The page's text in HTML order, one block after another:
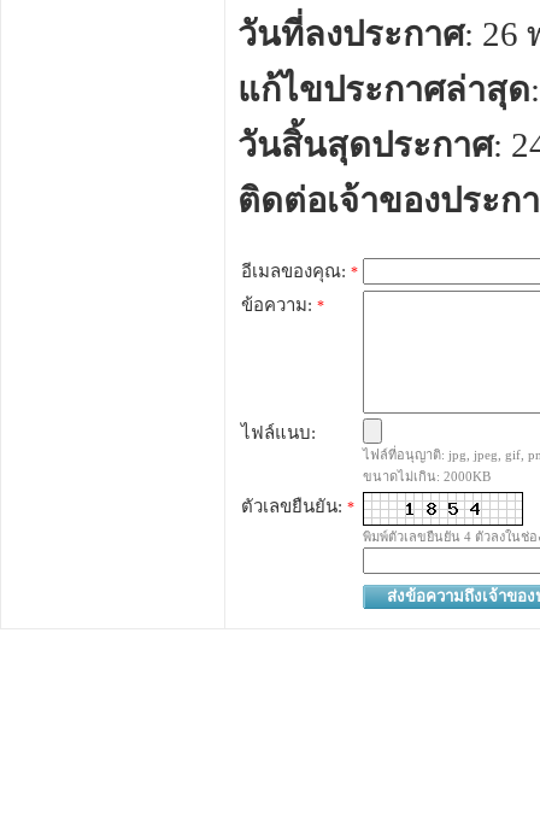
วันที่ลงประกาศ: 26
แก้ไขประกาศล่าสุด
วันสิ้นสุดประกาศ:
ติดต่อเจ้าของประก
อีเมลของคุณ: *
ข้อความ: *
ไฟล์แนบ:
ไฟล์ที่อนุญาติ: jpg, jpeg, gif,
ขนาดไม่เกิน: 2000KB
ตัวเลขยืนยัน: *
พิมพ์ตัวเลขยืนยัน 4 ตัวลงในช่อ
ส่งข้อความถึงเจ้าของ